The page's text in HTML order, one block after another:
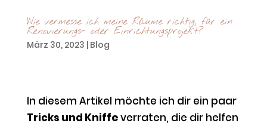
Wie vermesse ich meine Räume richtig, für ein
Renovierungs- oder Einrichtungsprojekt?
März 30, 2023 | Blog
In diesem Artikel möchte ich dir ein paar
Tricks und Kniffeverraten, die dir helfen